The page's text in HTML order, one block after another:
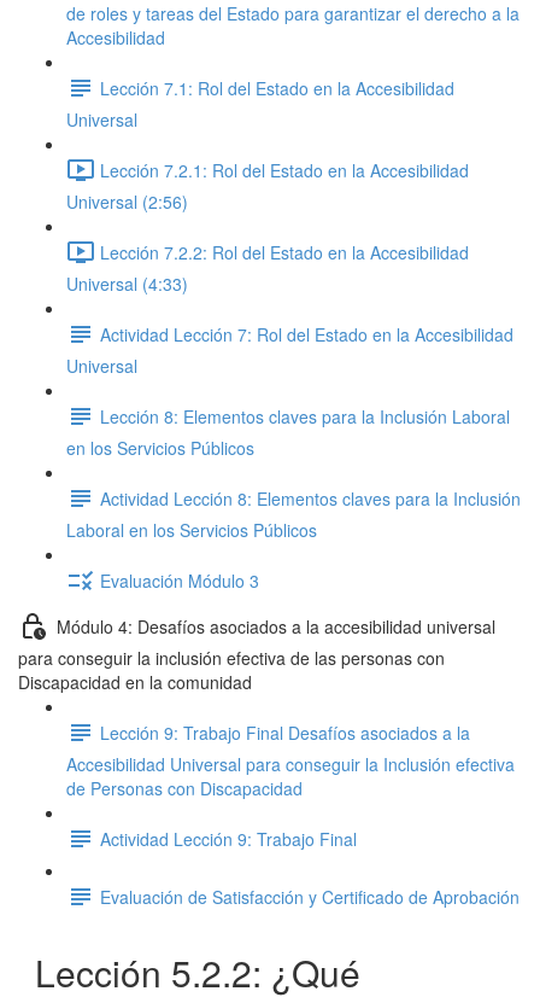
de roles y tareas del Estado para garantizar el derecho a la
Accesibilidad
Lección 7.1: Rol del Estado en la Accesibilidad
Universal
Lección 7.2.1: Rol del Estado en la Accesibilidad
Universal (2:56)
Lección 7.2.2: Rol del Estado en la Accesibilidad
Universal (4:33)
Actividad Lección 7: Rol del Estado en la Accesibilidad
Universal
Lección 8: Elementos claves para la Inclusión Laboral
en los Servicios Públicos
Actividad Lección 8: Elementos claves para la Inclusión
Laboral en los Servicios Públicos
Evaluación Módulo 3
Módulo 4: Desafíos asociados a la accesibilidad universal
para conseguir la inclusión efectiva de las personas con
Discapacidad en la comunidad
Lección 9: Trabajo Final Desafíos asociados a la
Accesibilidad Universal para conseguir la Inclusión efectiva
de Personas con Discapacidad
Actividad Lección 9: Trabajo Final
Evaluación de Satisfacción y Certificado de Aprobación
Lección 5.2.2: ¿Qué